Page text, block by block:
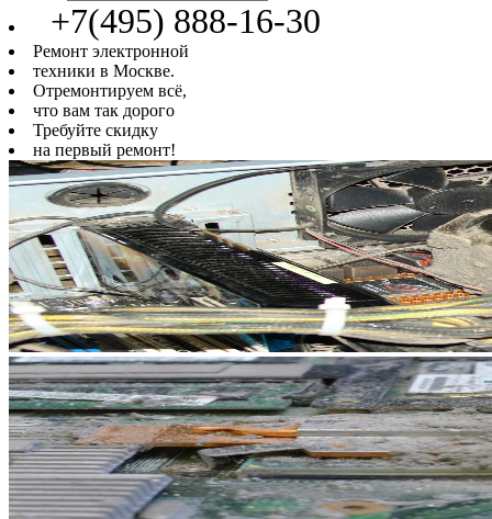
+7(495) 888-16-30
Ремонт электронной
техники в Москве.
Отремонтируем всё,
что вам так дорого
Требуйте скидку
на первый ремонт!